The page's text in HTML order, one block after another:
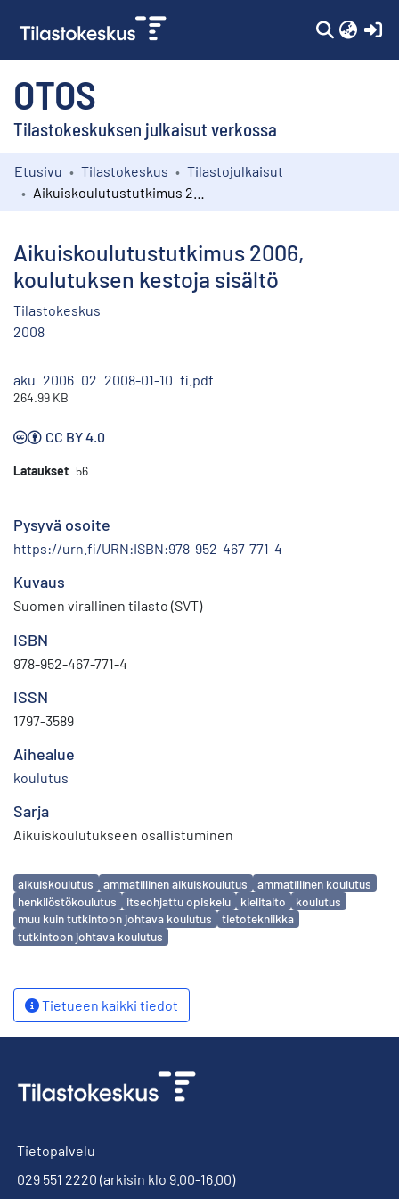
OTOS
Tilastokeskuksen julkaisut verkossa
Kokoelmat
Etusivu Tilastokeskus
Tilastojulkaisut
Aikuiskoulutustutkimus 2006,
koulutuksen kestoja sisältö
Tilastokeskus
2008
aku_2006_02_2008-01-10_fi.pdf
264.99 KB
CC BY 4.0
Lataukset 56
Pysyvä osoite
https://urn.fi/URN:ISBN:978-952-467-771-4
Kuvaus
Suomen virallinen tilasto (SVT)
ISBN
978-952-467-771-4
ISSN
1797-3589
Aihealue
koulutus
Sarja
Aikuiskoulutukseen osallistuminen
Avainsanat
aikuiskoulutus ammatillinen aikuiskoulutus
ammatillinen koulutus
henkilöstökoulutus
itseohjattu opiskelu kielitaito
koulutus
muu kuin tutkintoon johtava koulutus
tietotekniikka
tutkintoon johtava koulutus
Tietueen kaikki tiedot
Tietopalvelu
029 551 2220 (arkisin klo 9.00-16.00)